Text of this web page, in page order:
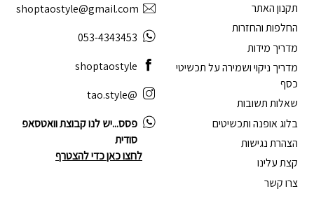
תקנון האתר
החלפות והחזרות
מדריך מידות
מדריך ניקוי ושמירה על תכשיטי
כסף
שאלות תשובות
בלוג אופנה ותכשיטים
הצהרת נגישות
קצת עלינו
צרו קשר
shoptaostyle@gmail.com
053-4343453
shoptaostyle
@tao.style
פסס...יש לנו קבוצת וואטסאפ
סודית
לחצו כאן כדי להצטרף